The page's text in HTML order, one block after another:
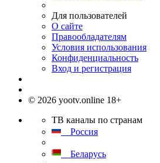
Для пользователей
О сайте
Правообладателям
Условия использования
Конфиденциальность
Вход и регистрация
© 2026 yootv.online 18+
ТВ каналы по странам
Россия
Беларусь